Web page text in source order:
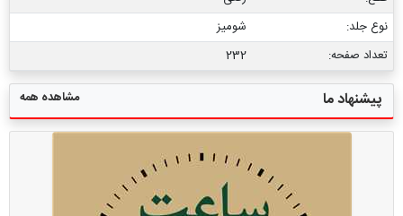
نوع جلد:
شومیز
تعداد صفحه:
232
پیشنهاد ما مشاهده همه